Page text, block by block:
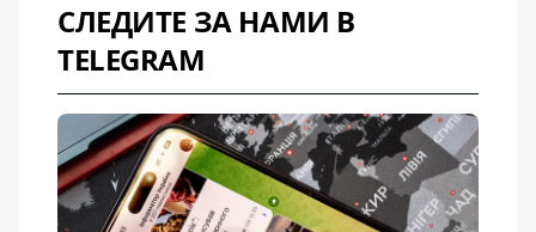
СЛЕДИТЕ ЗА НАМИ В
TELEGRAM